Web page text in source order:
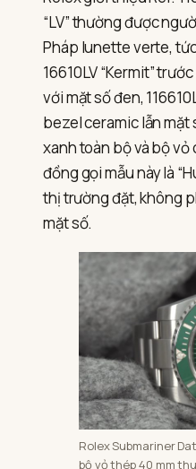
“LV” thường được
Pháp lunette verte,
16610LV “Kermit”
với mặt số đen,
bezel ceramic lẫn mặt
xanh toàn bộ và bộ
đồng gọi mẫu này là
thị trường đặt, không
mặt số.
Rolex Submariner
bộ vỏ thép 40 mm